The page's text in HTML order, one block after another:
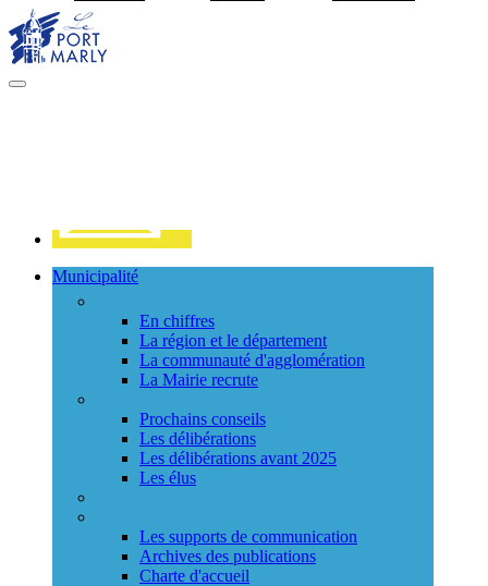
MENU
Municipalité
En chiffres
La région et le département
La communauté d'agglomération
La Mairie recrute
Prochains conseils
Les délibérations
Les délibérations avant 2025
Les élus
Les supports de communication
Archives des publications
Charte d'accueil